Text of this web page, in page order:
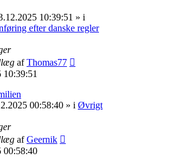
10:39:51 » i
efter danske regler
afThomas77
10:39:51
00:58:40 » i Øvrigt
afGeernik
00:58:40